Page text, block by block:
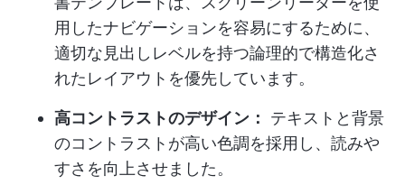
用したナビゲーションを容易にするために、
適切な見出しレベルを持つ論理的で構造化さ
れたレイアウトを優先しています。
高コントラストのデザイン：
テキストと背景
のコントラストが高い色調を採用し、読みや
すさを向上させました。